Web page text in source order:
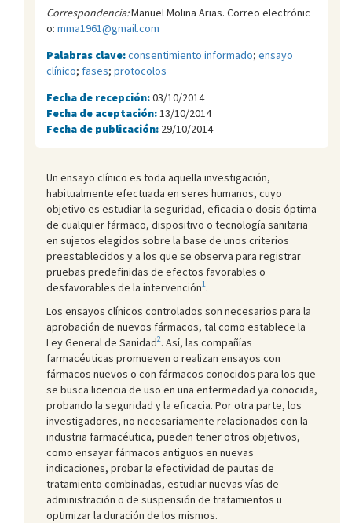
Correspondencia:Manuel Molina Arias. Correo electrónic
o: mma1961@gmail.com
Palabras clave:consentimiento informado; ensayo
clínico; fases; protocolos
Fecha de recepción:03/10/2014
Fecha de aceptación: 13/10/2014
Fecha de publicación: 29/10/2014
Un ensayo clínico es toda aquella investigación,
habitualmente efectuada en seres humanos, cuyo
objetivo es estudiar la seguridad, eficacia o dosis óptima
de cualquier fármaco, dispositivo o tecnología sanitaria
en sujetos elegidos sobre la base de unos criterios
preestablecidos y a los que se observa para registrar
pruebas predefinidas de efectos favorables o
desfavorables de la intervención1.
Los ensayos clínicos controlados son necesarios para la
aprobación de nuevos fármacos, tal como establece la
Ley General de Sanidad2. Así, las compañías
farmacéuticas promueven o realizan ensayos con
fármacos nuevos o con fármacos conocidos para los que
se busca licencia de uso en una enfermedad ya conocida,
probando la seguridad y la eficacia. Por otra parte, los
investigadores, no necesariamente relacionados con la
industria farmacéutica, pueden tener otros objetivos,
como ensayar fármacos antiguos en nuevas
indicaciones, probar la efectividad de pautas de
tratamiento combinadas, estudiar nuevas vías de
administración o de suspensión de tratamientos u
optimizar la duración de los mismos.